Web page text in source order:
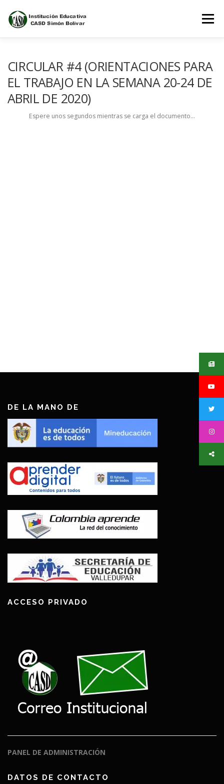
contenido
Menú
PADRES DE FAMILIA
CIRCULAR #4 (ORIENTACIONES PARA
EL TRABAJO EN LA SEMANA 20-24 DE
ABRIL DE 2020)
Espere unos segundos mientras se carga el documento…
DE LA MANO DE
ACCESO PRIVADO
PANEL DE ADMINISTRACIÓN
DATOS DE CONTACTO